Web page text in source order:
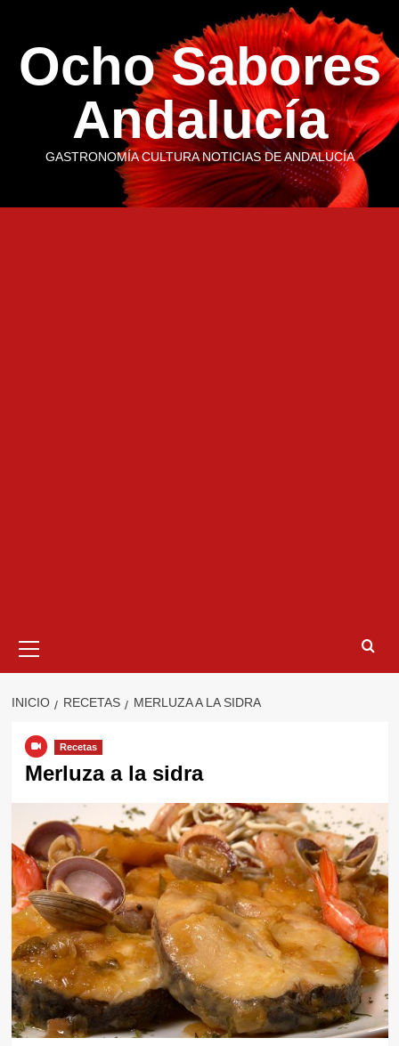
contenido
Ocho Sabores
Andalucía
GASTRONOMÍA CULTURA NOTICIAS DE ANDALUCÍA
primario
INICIO RECETAS MERLUZA A LA SIDRA
Recetas
Merluza a la sidra